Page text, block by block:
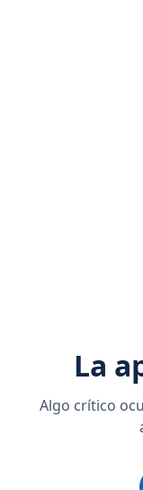
La
Algo crítico